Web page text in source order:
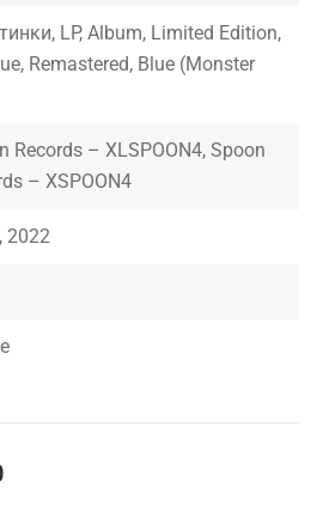
LP, Album, Limited Edition,
Remastered, Blue (Monster
Records – XLSPOON4, Spoon
– XSPOON4
2022